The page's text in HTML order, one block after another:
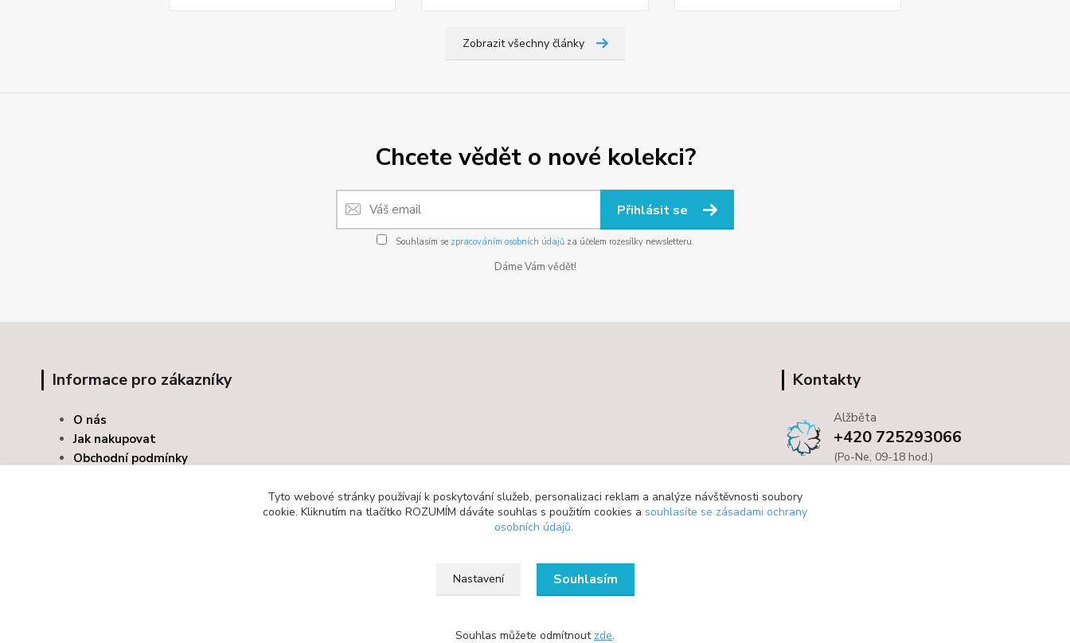
Zobrazit všechny články
Chcete vědět o nové kolekci?
Přihlásit se
Souhlasím se zpracováním osobních údajůza účelem rozesílky newsletteru.
Dáme Vám vědět!
Informace pro zákazníky
O nás
Jak nakupovat
Obchodní podmínky
Kontakty
Alžběta
+420 725293066
(Po-Ne, 09-18 hod.)
Tyto webové stránky používají k poskytování služeb, personalizaci reklam a analýze návštěvnosti soubory
cookie. Kliknutím na tlačítko ROZUMÍM dáváte souhlas s použitím cookies a souhlasíte se zásadami ochrany
osobních údajů.
Nastavení Souhlasím
Souhlas můžete odmítnout zde.